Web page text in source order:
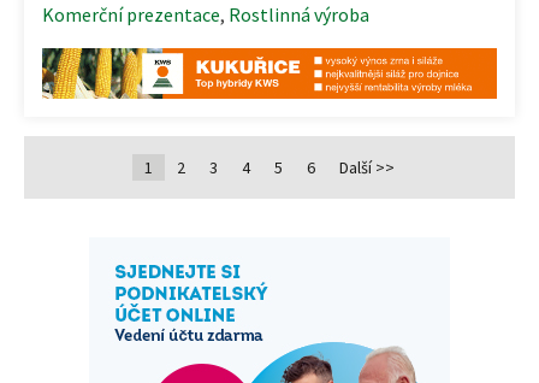
Komerční prezentace, Rostlinná výroba
1 2 3 4 5 6 Další >>